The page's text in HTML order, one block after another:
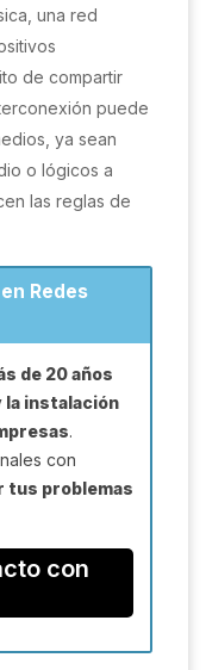
una red
de compartir
puede
ya sean
o lógicos a
las reglas de
Redes
de 20 años
la instalación
.
con
tus problemas
con